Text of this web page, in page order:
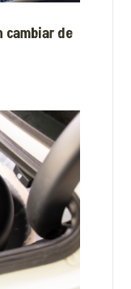
cambiar de